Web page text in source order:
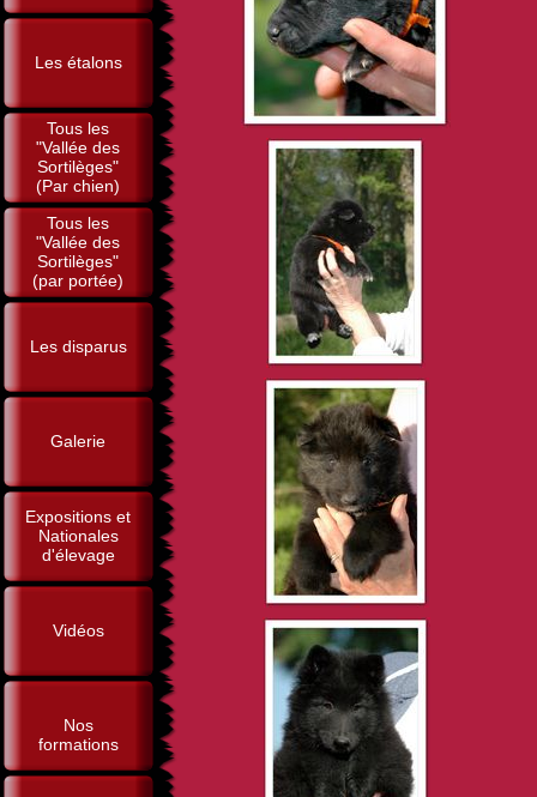
Les étalons
Tous les
"Vallée des
Sortilèges"
(Par chien)
Tous les
"Vallée des
Sortilèges"
(par portée)
Les disparus
Galerie
Expositions et
Nationales
d'élevage
Vidéos
Nos
formations